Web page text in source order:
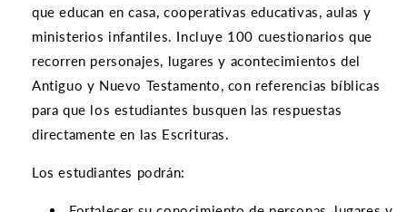
que educan en casa, cooperativas educativas, aulas y
ministerios infantiles. Incluye 100 cuestionarios que
recorren personajes, lugares y acontecimientos del
Antiguo y Nuevo Testamento, con referencias bíblicas
para que los estudiantes busquen las respuestas
directamente en las Escrituras.
Los estudiantes podrán: